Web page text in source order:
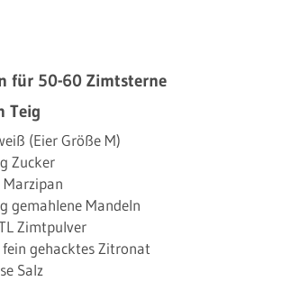
für 50-60 Zimtsterne
Teig
(Eier Größe M)
Zucker
Marzipan
gemahlene Mandeln
Zimtpulver
fein gehacktes Zitronat
Salz